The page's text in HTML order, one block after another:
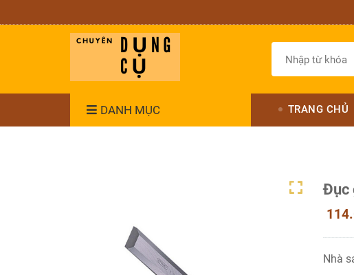
DANH MỤC TRANG CHỦ
Đục
Nhà